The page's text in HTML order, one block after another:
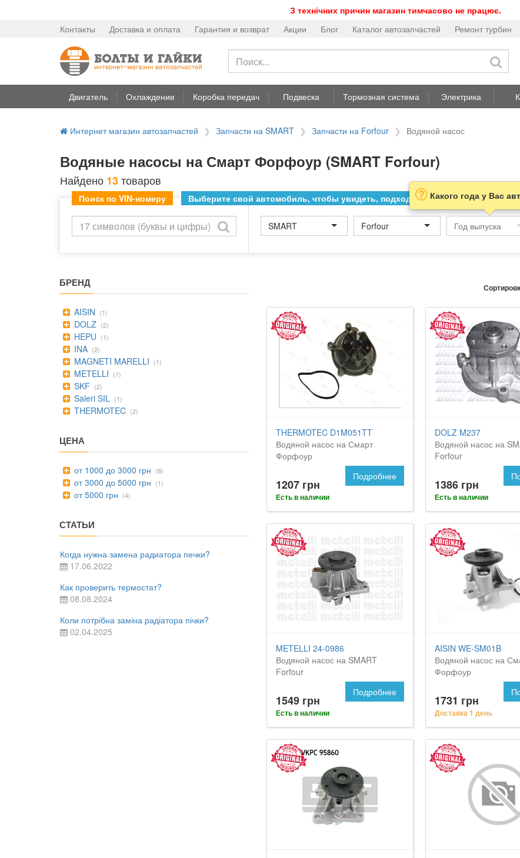
З технічних причин магазин тимчасово не працює.
Контакты Доставка и оплата Гарантия и возврат Акции Блог Каталог автозапчастей Ремонт турбин
Двигатель Охлаждение Коробка передач Подвеска Тормозная система Электрика
Интернет магазин автозапчастей Запчасти на SMART Запчасти на Forfour Водяной насос
Водяные насосы на Смарт Форфоур (SMART Forfour)
Найдено 13товаров
Поиск по VIN-номеру Выберите свой автомобиль, чтобы увидеть, подходит ли товар к нему
SMART Forfour
Какого года у Вас
БРЕНД
AISIN (1)
DOLZ (2)
HEPU (1)
INA (2)
MAGNETI MARELLI (1)
METELLI (1)
SKF (2)
Saleri SIL (1)
THERMOTEC (2)
ЦЕНА
от 1000 до 3000 грн (8)
от 3000 до 5000 грн (1)
от 5000 грн (4)
СТАТЬИ
Когда нужна замена радиатора печки?
17.06.2022
Как проверить термостат?
08.08.2024
Коли потрібна заміна радіатора пічки?
02.04.2025
THERMOTEC D1M051TT
Водяной насос на Смарт
Форфоур
1207 грн
Есть в наличии
Подробнее
DOLZ M237
Водяной насос на
Forfour
1386 грн
Есть в наличии
METELLI 24-0986
Водяной насос на SMART
Forfour
1549 грн
Есть в наличии
Подробнее
AISIN WE-SM01B
Водяной насос на
Форфоур
1731 грн
Доставка 1 день